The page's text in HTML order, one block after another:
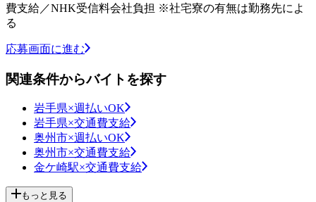
費支給／NHK受信料会社負担 ※社宅寮の有無は勤務先によ
る
応募画面に進む
関連条件からバイトを探す
岩手県×週払いOK
岩手県×交通費支給
奥州市×週払いOK
奥州市×交通費支給
金ケ崎駅×交通費支給
もっと見る